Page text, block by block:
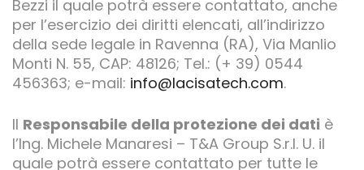
Bezzi il quale potrà essere contattato, anche
per l’esercizio dei diritti elencati, all’indirizzo
della sede legale in Ravenna (RA), Via Manlio
Monti N. 55, CAP: 48126; Tel.: (+ 39) 0544
456363; e-mail: info@lacisatech.com.
Il Responsabile della protezione dei dati è
l’Ing. Michele Manaresi – T&A Group S.r.l. U. il
quale potrà essere contattato per tutte le